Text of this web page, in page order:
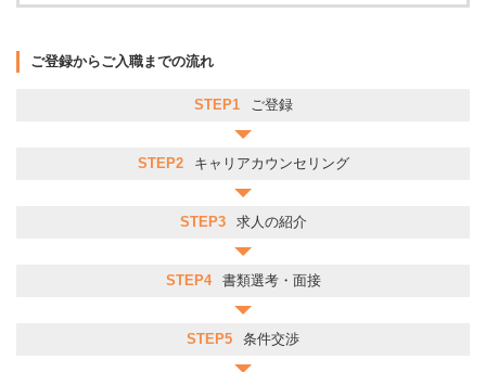
ご登録からご入職までの流れ
STEP1 ご登録
STEP2 キャリアカウンセリング
STEP3 求人の紹介
STEP4 書類選考・面接
STEP5 条件交渉